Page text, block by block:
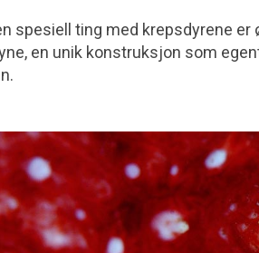
spesiell ting med krepsdyrene
en unik konstruksjon som